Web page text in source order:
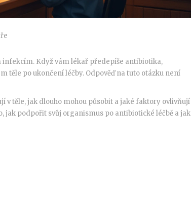
Když vám lékař předepíše antibiotika,
těle po ukončení léčby. Odpověď na tuto otázku není
v těle, jak dlouho mohou působit a jaké faktory ovlivňují
podpořit svůj organismus po antibiotické léčbě a jak